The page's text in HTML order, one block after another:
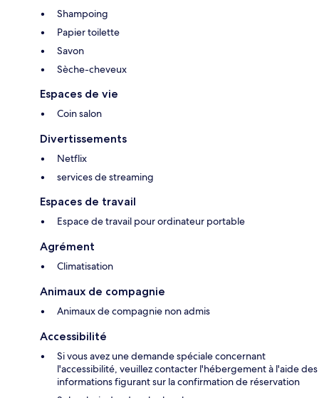
Shampoing
Papier toilette
Savon
Sèche-cheveux
Espaces de vie
Coin salon
Divertissements
Netflix
services de streaming
Espaces de travail
Espace de travail pour ordinateur portable
Agrément
Climatisation
Animaux de compagnie
Animaux de compagnie non admis
Accessibilité
Si vous avez une demande spéciale concernant
l'accessibilité, veuillez contacter l'hébergement à l'aide des
informations figurant sur la confirmation de réservation